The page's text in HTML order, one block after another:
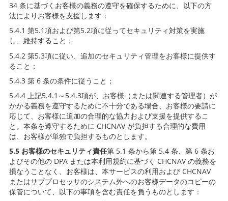
34 条に基づくお客様の義務の遵守を確保するために、以下の方
法によりお客様を支援します：
5.4.1 第5.1項および第5.2項に従ってセキュリティ対策を実施
し、維持すること；
5.4.2 第5.3項に従い、追加のセキュリティ管理をお客様に提供す
ること；
5.4.3 第 6 条の条件に従うこと；
5.4.4 上記5.4.1～5.4.3項が、お客様（または関連する管理者）が
かかる義務を遵守するために不十分である場合、お客様の要請に
応じて、お客様に追加の合理的な協力および支援を提供するこ
と。本条を遵守するために CHCNAV が負担する合理的な費用
は、お客様が単独で負担するものとします。
5.5 お客様のセキュリティ責任第 5.1 条から第 5.4 条、第 6 条お
よびその他の DPA または本利用規約に基づく CHCNAV の義務を
損なうことなく、お客様は、本サービスの利用および CHCNAV
またはサブプロセッサのシステム外へのお客様データのコピーの
保管について、以下の事項を含む責任を負うものとします：